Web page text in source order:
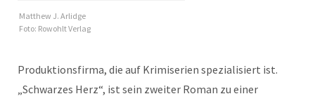
Matthew J. Arlidge
Foto: Rowohlt Verlag
Produktionsfirma, die auf Krimiserien spezialisiert ist.
„Schwarzes Herz“, ist sein zweiter Roman zu einer